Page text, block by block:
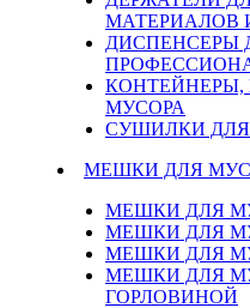
МАТЕРИАЛОВ
ДИСПЕНСЕРЫ
КОНТЕЙНЕРЫ,
МУСОРА
СУШИЛКИ ДЛЯ
МЕШКИ ДЛЯ
МЕШКИ ДЛЯ
МЕШКИ ДЛЯ
МЕШКИ ДЛЯ
МЕШКИ ДЛЯ
ГОРЛОВИНОЙ